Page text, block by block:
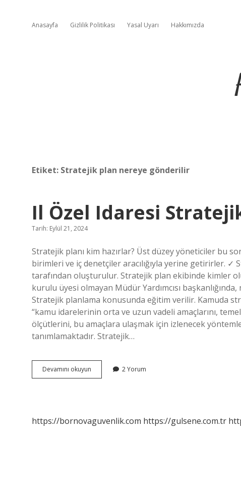
Anasayfa Gizlilik Politikası Yasal Uyarı Hakkımızda
Etiket: Stratejik plan nereye gönderilir
Il Özel Idaresi
Tarih: Eylül 21, 2024
Stratejik planı kim hazırlar? Üst düzey yöneticiler bu
birimleri ve iç denetçiler aracılığıyla yerine getirirler. ✓
tarafından oluşturulur. Stratejik plan ekibinde kimler
kurulu üyesi olmayan Müdür Yardımcısı
Stratejik planlama konusunda eğitim verilir. Kamuda
“kamu idarelerinin orta ve uzun vadeli amaçlarını,
ölçütlerini, bu amaçlara ulaşmak için izlenecek
tanımlamaktadır. Stratejik…
Devamını okuyun
Özel
Hazırlar
2 Yorum
https://bornovaguvenlik.com https://gulsene.com.tr